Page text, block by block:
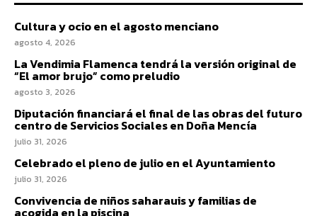
Cultura y ocio en el agosto menciano
agosto 4, 2026
La Vendimia Flamenca tendrá la versión original de
“El amor brujo” como preludio
agosto 3, 2026
Diputación financiará el final de las obras del futuro
centro de Servicios Sociales en Doña Mencía
julio 31, 2026
Celebrado el pleno de julio en el Ayuntamiento
julio 31, 2026
Convivencia de niños saharauis y familias de